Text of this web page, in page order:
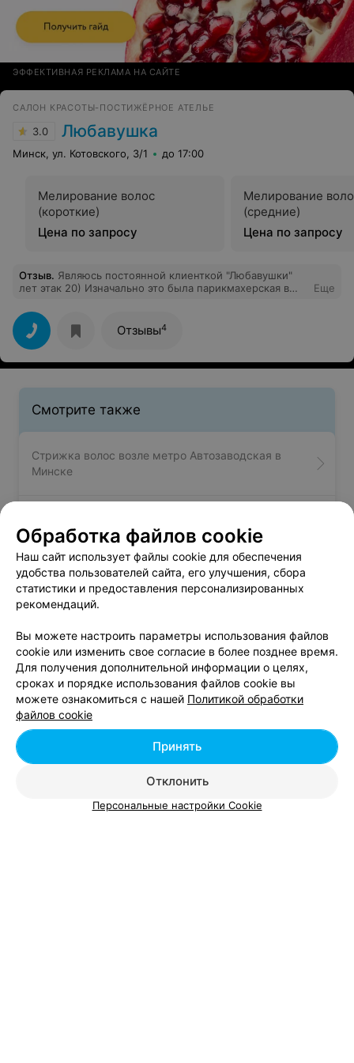
ЭФФЕКТИВНАЯ РЕКЛАМА НА САЙТЕ
САЛОН КРАСОТЫ-ПОСТИЖЁРНОЕ АТЕЛЬЕ
3.0 Любавушка
Минск, ул. Котовского, 3/1 до 17:00
Мелирование волос
(короткие)
Цена по запросу
Мелирование
(средние)
Цена по запросу
Отзыв. Являюсь постоянной клиенткой "Любавушки"
лет этак 20) Изначально это была парикмахерская в
нашла своего мастера. Хочу поблагодарить за
отличную работу Марину. Мама и сестра записываются
к Ольге, бабушка - к Виктории. То есть все мастера
профессиональны, главное выбрать своего. Цены
совсем не кусаются. Персонал приветлив. Не
Еще
Отзывы4
Смотрите также
Стрижка волос возле метро Автозаводская в
Минске
Минске
Женская стрижка возле метро Автозаводская в
Минске
Добавить компанию
Добавить специалиста
Обработка файлов cookie
Наш сайт использует файлы cookie для обеспечения
удобства пользователей сайта, его улучшения, сбора
статистики и предоставления персонализированных
рекомендаций.
Вы можете настроить параметры использования файлов
cookie или изменить свое согласие в более позднее время.
Для получения дополнительной информации о целях,
сроках и порядке использования файлов cookie вы
можете ознакомиться с нашей Политикой обработки
файлов cookie
Отклонить
Принять
Персональные настройки Cookie